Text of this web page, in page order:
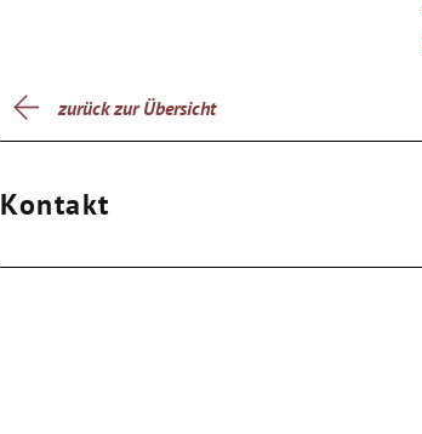
zurück zur Übersicht
Kontakt